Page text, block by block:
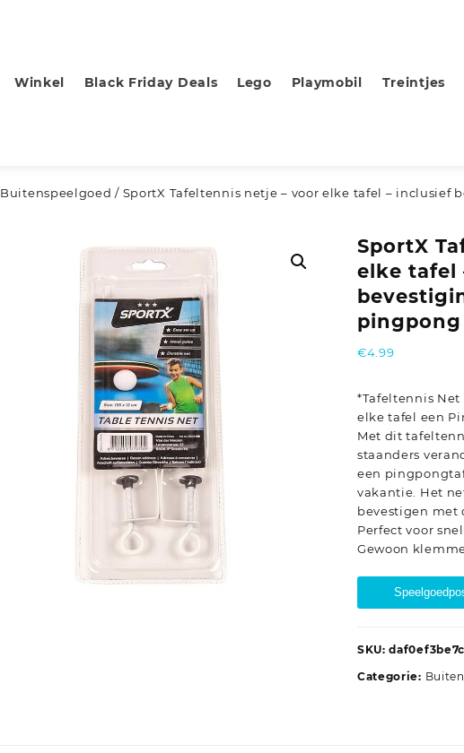
Winkel Black Friday Deals Lego Playmobil Treintjes
Buitenspeelgoed / SportX Tafeltennis netje – voor elke tafel – inclusief
SportX
elke tafel
pingpong
€4.99
*Tafeltennis Net
elke tafel een
Met dit
staanders
een
vakantie. Het
bevestigen met
Perfect voor
Gewoon
SKU:
Categorie: